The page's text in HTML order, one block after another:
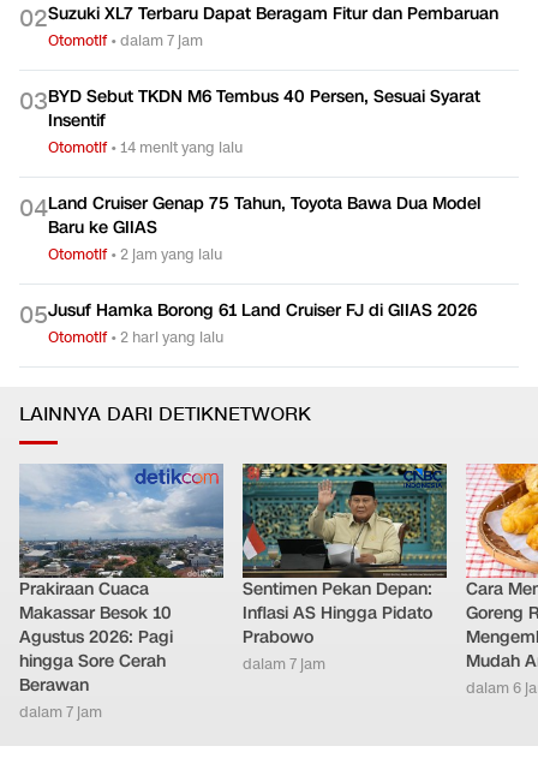
02Suzuki XL7 Terbaru Dapat Beragam Fitur dan Pembaruan
Otomotif•dalam 7 jam
03BYD Sebut TKDN M6 Tembus 40 Persen, Sesuai Syarat
Insentif
Otomotif•14 menit yang lalu
04Land Cruiser Genap 75 Tahun, Toyota Bawa Dua Model
Baru ke GIIAS
Otomotif•2 jam yang lalu
05Jusuf Hamka Borong 61 Land Cruiser FJ di GIIAS 2026
Otomotif•2 hari yang lalu
LAINNYA DARI DETIKNETWORK
Prakiraan Cuaca
Makassar Besok 10
Agustus 2026: Pagi
hingga Sore Cerah
Berawan
dalam 7 jam
Sentimen Pekan Depan:
Inflasi AS Hingga Pidato
Prabowo
dalam 7 jam
Cara
Goreng
Mudah
dalam 6